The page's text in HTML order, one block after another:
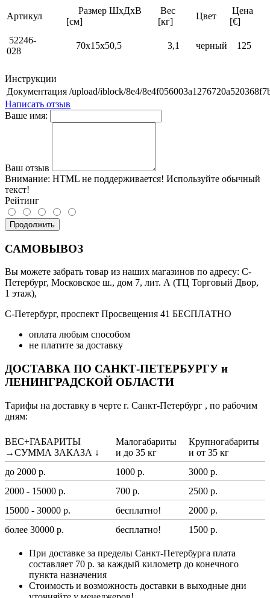
Артикул
Размер ШхДхВ
[см]
Вес
[кг]
Цвет
Цена
[€]
52246-
028
70х15х50,5 3,1 черный 125
Инструкции
Документация /upload/iblock/8e4/
Написать отзыв
Ваше имя:
Ваш отзыв
Внимание: HTML не поддерживается! Используйте обычный
текст!
Рейтинг
Продолжить
САМОВЫВОЗ
Вы можете забрать товар из наших магазинов по адресу: С-
Петербург, Московское ш., дом 7, лит. А (ТЦ Торговый Двор,
1 этаж),
С-Петербург, проспект Просвещения 41 БЕСПЛАТНО
оплата любым способом
не платите за доставку
ДОСТАВКА ПО САНКТ-ПЕТЕРБУРГУ и
ЛЕНИНГРАДСКОЙ ОБЛАСТИ
Тарифы на доставку в черте г. Санкт-Петербург , по рабочим
дням:
ВЕС+ГАБАРИТЫ
→СУММА ЗАКАЗА ↓
Малогабариты
и до 35 кг
Крупногабариты
и от 35 кг
до 2000 р.
1000 р.
3000 р.
2000 - 15000 р.
700 р.
2500 р.
15000 - 30000 р.
бесплатно!
2000 р.
более 30000 р.
бесплатно! 1500 р.
При доставке за пределы Санкт-Петербурга плата
составляет 70 р. за каждый километр до конечного
пункта назначения
Стоимость и возможность доставки в выходные дни